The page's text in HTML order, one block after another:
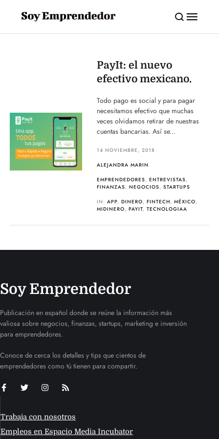
PayIt: el nuevo
efectivo mexicano.
Todo pago es social y para pagar
necesitamos efectivo que muchas
veces olvidamos retirar de nuestras
cuentas bancarias. Así se...
14 NOVIEMBRE, 2018
ALEJANDRA MARIN
EMPRENDEDORES,ENTREVISTAS,
FINANZAS,NEGOCIOS,STARTUPS
IN:APP,DINERO,FINTECH,MÉXICO,
MIDINERO,PAYIT,TECNOLOGIAA
Soy Emprendedor
Publicación en español donde se reúne la información más
valiosa sobre negocios, finanzas, startups, marketing e inversión
para emprendedores.
Conoce de cerca los detalles y tips que cientos de
emprendedores como tú tienen para compartir.
Trabaja con nosotros
Empleos en Espacio Media Incubator